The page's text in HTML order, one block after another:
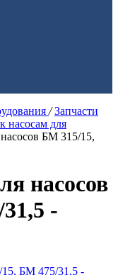
/ Запчасти
насосам для
БМ 315/15,
насосов
-